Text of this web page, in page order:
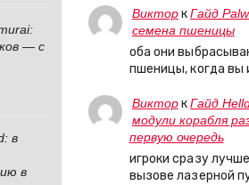
— с
в
в
ВикторкГайд
семена пшеницы
оба они
пшеницы, когда вы
ВикторкГайд
модули корабля
первую очередь
игроки сразу
вызове лазерной